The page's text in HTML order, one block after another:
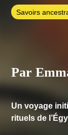
Savoirs
Par
Un voyage
rituels de